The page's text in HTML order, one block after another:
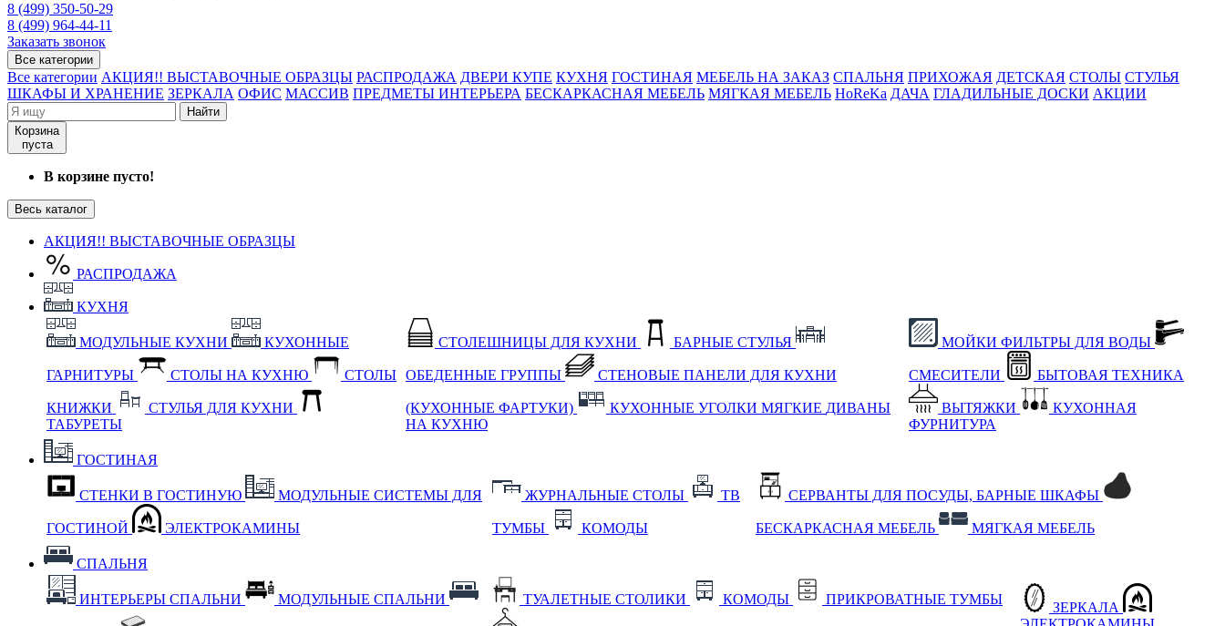
8 (499) 350-50-29
8 (499) 964-44-11
Заказать звонок
Все категории
Все категории АКЦИЯ!! ВЫСТАВОЧНЫЕ ОБРАЗЦЫ РАСПРОДАЖА ДВЕРИ КУПЕ КУХНЯ ГОСТИНАЯ МЕБЕЛЬ НА ЗАКАЗ СПАЛЬНЯ ПРИХОЖАЯ ДЕТСКАЯ СТОЛЫ СТУЛЬЯ
ШКАФЫ И ХРАНЕНИЕ ЗЕРКАЛА ОФИС МАССИВ ПРЕДМЕТЫ ИНТЕРЬЕРА БЕСКАРКАСНАЯ МЕБЕЛЬ МЯГКАЯ МЕБЕЛЬ HoReKa ДАЧА ГЛАДИЛЬНЫЕ ДОСКИ АКЦИИ
Найти
Корзина
пуста
В корзине пусто!
Весь каталог
АКЦИЯ!! ВЫСТАВОЧНЫЕ ОБРАЗЦЫ
РАСПРОДАЖА
КУХНЯ
МОДУЛЬНЫЕ КУХНИ КУХОННЫЕ
ГАРНИТУРЫ СТОЛЫ НА КУХНЮ СТОЛЫ
КНИЖКИ
СТУЛЬЯ ДЛЯ КУХНИ
ТАБУРЕТЫ
СТОЛЕШНИЦЫ ДЛЯ КУХНИ БАРНЫЕ СТУЛЬЯ
ОБЕДЕННЫЕ ГРУППЫ СТЕНОВЫЕ ПАНЕЛИ ДЛЯ КУХНИ
(КУХОННЫЕ ФАРТУКИ) КУХОННЫЕ УГОЛКИ МЯГКИЕ ДИВАНЫ
НА КУХНЮ
МОЙКИ ФИЛЬТРЫ ДЛЯ ВОДЫ
СМЕСИТЕЛИ БЫТОВАЯ ТЕХНИКА
ВЫТЯЖКИ
КУХОННАЯ
ФУРНИТУРА
ГОСТИНАЯ
СТЕНКИ В ГОСТИНУЮ МОДУЛЬНЫЕ СИСТЕМЫ ДЛЯ
ГОСТИНОЙ ЭЛЕКТРОКАМИНЫ
ЖУРНАЛЬНЫЕ СТОЛЫ ТВ
ТУМБЫ КОМОДЫ
СЕРВАНТЫ ДЛЯ ПОСУДЫ, БАРНЫЕ ШКАФЫ
БЕСКАРКАСНАЯ МЕБЕЛЬ МЯГКАЯ МЕБЕЛЬ
СПАЛЬНЯ
ИНТЕРЬЕРЫ СПАЛЬНИ МОДУЛЬНЫЕ СПАЛЬНИ ТУАЛЕТНЫЕ СТОЛИКИ КОМОДЫ ПРИКРОВАТНЫЕ ТУМБЫ
ЗЕРКАЛА